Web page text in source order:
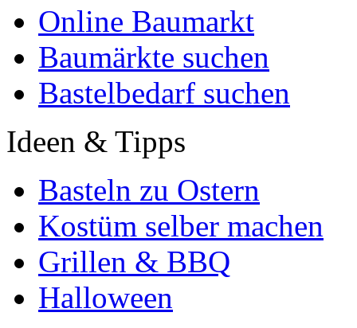
Online Baumarkt
Baumärkte suchen
Bastelbedarf suchen
Ideen & Tipps
Basteln zu Ostern
Kostüm selber machen
Grillen & BBQ
Halloween